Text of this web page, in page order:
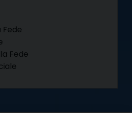
Fede
Fede